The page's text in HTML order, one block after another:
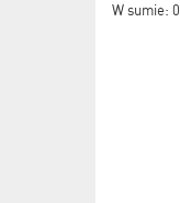
W sumie: 0